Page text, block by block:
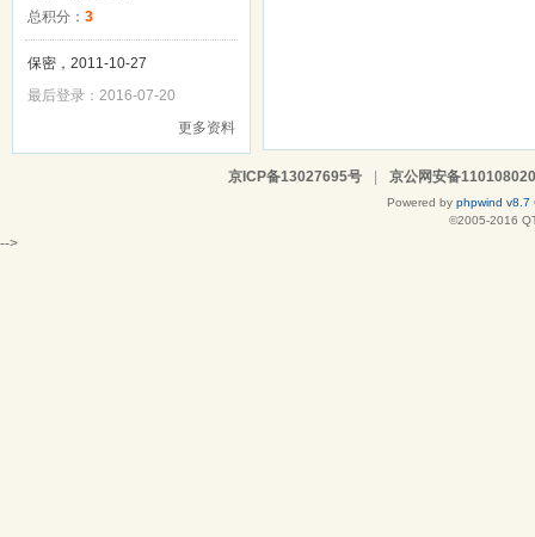
总积分： 3
保密，2011-10-27
最后登录：2016-07-20
更多资料
京ICP备13027695号 京公网安备
Powered by phpwind v8.7
©2005-2016
-->